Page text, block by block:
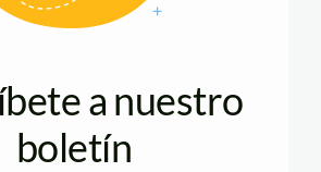
a nuestro
boletín